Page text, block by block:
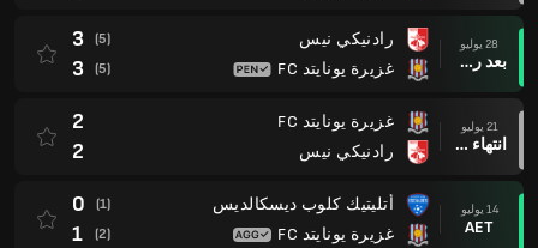
28 يوليو
بعد ركلات الترجيح
رادنيكي نيس
غزيرة يونايتد FC
(5)
3
(5)
3
21 يوليو
انتهاء وقت المباراة
غزيرة يونايتد FC
رادنيكي نيس
2
2
14 يوليو
AET
أتليتيك كلوب ديسكالديس
غزيرة يونايتد FC
(1)
0
(2)
1